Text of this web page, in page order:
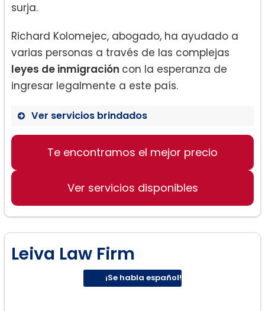
surja.
Richard Kolomejec, abogado, ha ayudado a
varias personas a través de las complejas
leyes de inmigración con la esperanza de
ingresar legalmente a este país.
Ver servicios brindados
Inmigración familiar:
Ciudadanía y naturalización:
Te encontramos el mejor precio
Ver servicios disponibles
Leiva Law Firm
¡Se habla español!